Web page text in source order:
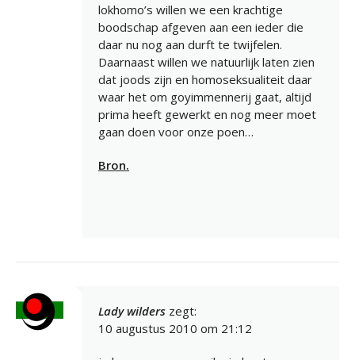
lokhomo’s willen we een krachtige
boodschap afgeven aan een ieder die
daar nu nog aan durft te twijfelen.
Daarnaast willen we natuurlijk laten zien
dat joods zijn en homoseksualiteit daar
waar het om goyimmennerij gaat, altijd
prima heeft gewerkt en nog meer moet
gaan doen voor onze poen…
Bron.
Lady wilders zegt:
10 augustus 2010 om 21:12